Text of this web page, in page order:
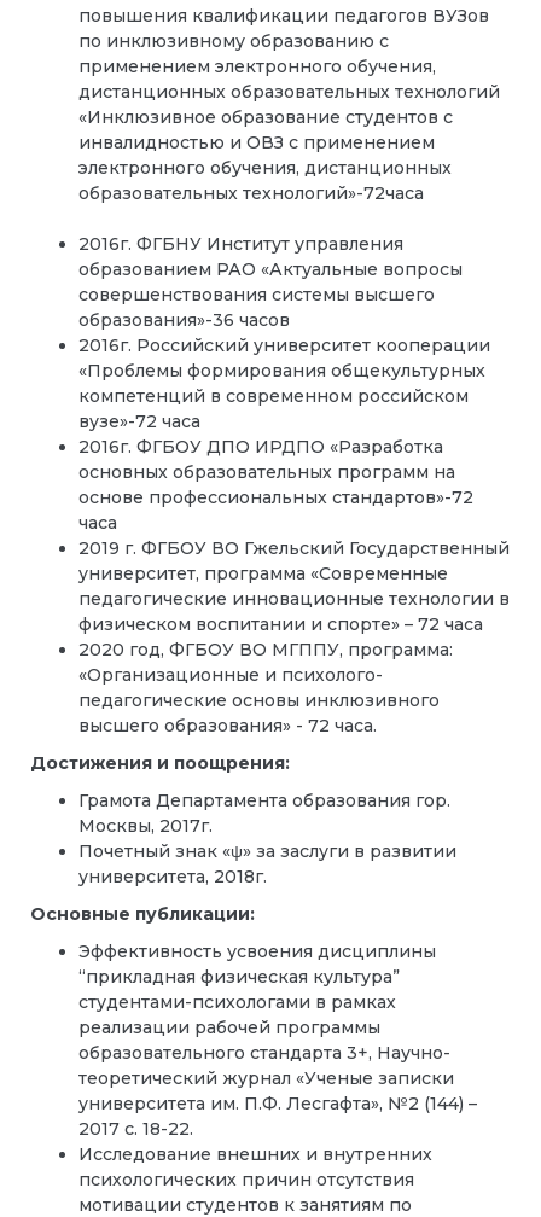
повышения квалификации педагогов ВУЗов
по инклюзивному образованию с
применением электронного обучения,
дистанционных образовательных технологий
«Инклюзивное образование студентов с
инвалидностью и ОВЗ с применением
электронного обучения, дистанционных
образовательных технологий»-72часа
2016г. ФГБНУ Институт управления
образованием РАО «Актуальные вопросы
совершенствования системы высшего
образования»-36 часов
2016г. Российский университет кооперации
«Проблемы формирования общекультурных
компетенций в современном российском
вузе»-72 часа
2016г. ФГБОУ ДПО ИРДПО «Разработка
основных образовательных программ на
основе профессиональных стандартов»-72
часа
2019 г. ФГБОУ ВО Гжельский Государственный
университет, программа «Современные
педагогические инновационные технологии в
физическом воспитании и спорте» – 72 часа
2020 год, ФГБОУ ВО МГППУ, программа:
«Организационные и психолого-
педагогические основы инклюзивного
высшего образования» - 72 часа.
Достижения и поощрения:
Грамота Департамента образования гор.
Москвы, 2017г.
Почетный знак «ψ» за заслуги в развитии
университета, 2018г.
Основные публикации:
Эффективность усвоения дисциплины
“прикладная физическая культура”
студентами-психологами в рамках
реализации рабочей программы
образовательного стандарта 3+, Научно-
теоретический журнал «Ученые записки
университета им. П.Ф. Лесгафта», №2 (144) –
2017 с. 18-22.
Исследование внешних и внутренних
психологических причин отсутствия
мотивации студентов к занятиям по